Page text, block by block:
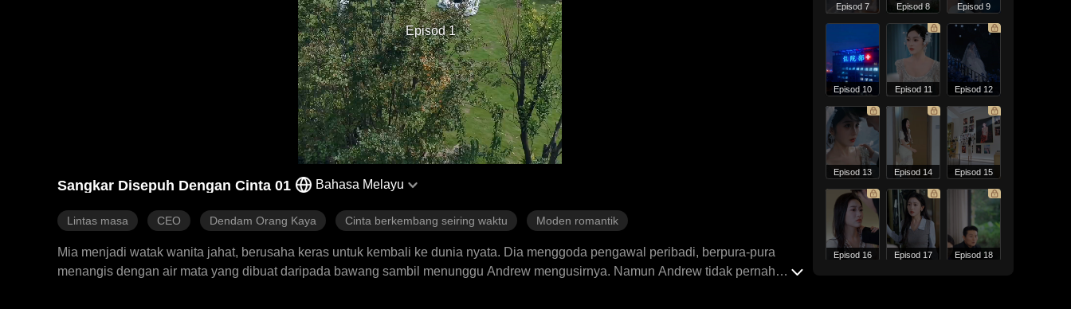
Episod 1
Sangkar Disepuh Dengan Cinta 01 Bahasa Melayu
Lintas masa CEO Dendam Orang Kaya Cinta berkembang seiring waktu Moden romantik
Mia menjadi watak wanita jahat, berusaha keras untuk kembali ke dunia nyata. Dia menggoda pengawal peribadi, berpura-pura
menangis dengan air mata yang dibuat daripada bawang sambil menunggu Andrew mengusirnya. Namun Andrew tidak pernah
Episod 7 Episod 8 Episod 9
Episod 10 Episod 11 Episod 12
Episod 13 Episod 14 Episod 15
Episod 16 Episod 17 Episod 18